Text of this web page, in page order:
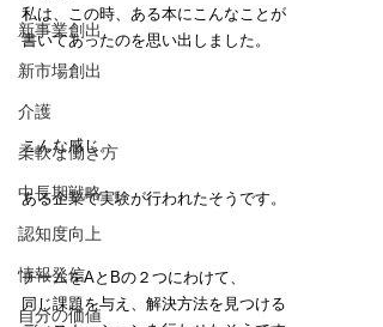
新事業創出
新市場創出
介護
柔軟な働き方
中長期戦略
認知度向上
情報発信
自分の価値
私は、この時、ある本にこんなことが
書いてあったのを思い出しました。
こんな感じ。
ある企業で実験が行われたそうです。
チームをAとBの２つにわけて、
同じ課題を与え、解決方法を見つける